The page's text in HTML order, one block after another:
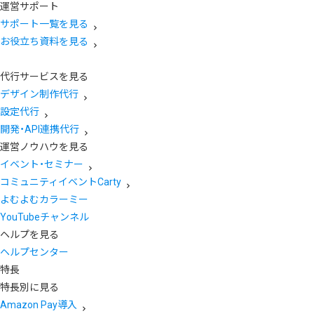
運営サポート
サポート一覧を見る
お役立ち資料を見る
代行サービスを見る
デザイン制作代行
設定代行
開発・API連携代行
運営ノウハウを見る
イベント・セミナー
コミュニティイベントCarty
よむよむカラーミー
YouTubeチャンネル
ヘルプを見る
ヘルプセンター
特長
特長別に見る
Amazon Pay導入